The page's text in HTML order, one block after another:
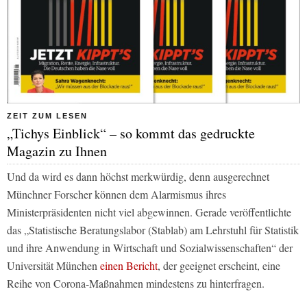
ZEIT ZUM LESEN
„Tichys Einblick“ – so kommt das gedruckte
Magazin zu Ihnen
Und da wird es dann höchst merkwürdig, denn ausgerechnet
Münchner Forscher können dem Alarmismus ihres
Ministerpräsidenten nicht viel abgewinnen. Gerade veröffentlichte
das „Statistische Beratungslabor (Stablab) am Lehrstuhl für Statistik
und ihre Anwendung in Wirtschaft und Sozialwissenschaften“ der
Universität München einen Bericht, der geeignet erscheint, eine
Reihe von Corona-Maßnahmen mindestens zu hinterfragen.